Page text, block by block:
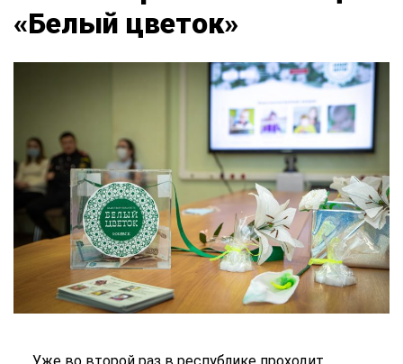
«Белый цветок»